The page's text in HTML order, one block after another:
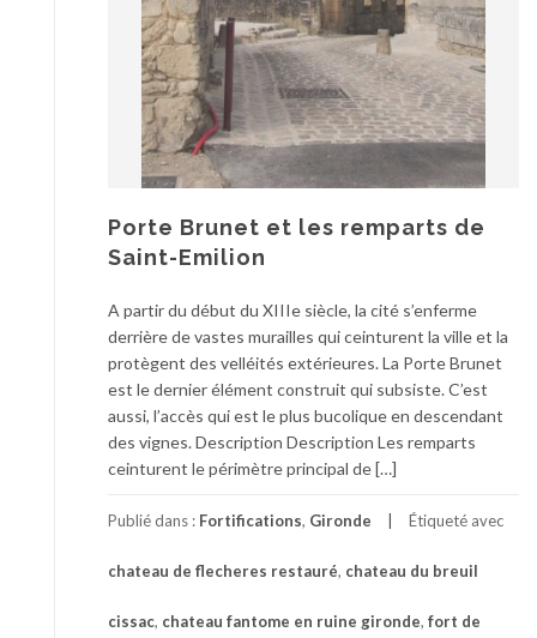
Porte Brunet et les remparts de
Saint-Emilion
A partir du début du XIIIe siècle, la cité s’enferme
derrière de vastes murailles qui ceinturent la ville et la
protègent des velléités extérieures. La Porte Brunet
est le dernier élément construit qui subsiste. C’est
aussi, l’accès qui est le plus bucolique en descendant
des vignes. Description Description Les remparts
ceinturent le périmètre principal de […]
Publié dans : Fortifications, Gironde Étiqueté avec
chateau de flecheres restauré, chateau du breuil
cissac, chateau fantome en ruine gironde, fort de